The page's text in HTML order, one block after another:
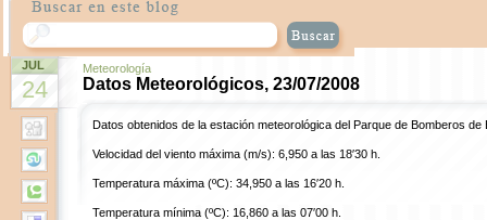
JUL
24
Meteorología
Datos Meteorológicos, 23/07/2008
Datos obtenidos de la estación meteorológica del Parque de Bomberos de
Velocidad del viento máxima (m/s): 6,950 a las 18′30 h.
Temperatura máxima (ºC): 34,950 a las 16′20 h.
Temperatura mínima (ºC): 16,860 a las 07′00 h.